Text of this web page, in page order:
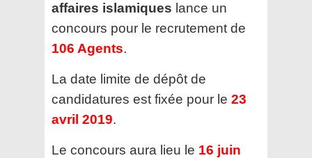
affaires islamiques lance un
concours pour le recrutement de
106 Agents.
La date limite de dépôt de
candidatures est fixée pour le 23
avril 2019.
Le concours aura lieu le 16 juin